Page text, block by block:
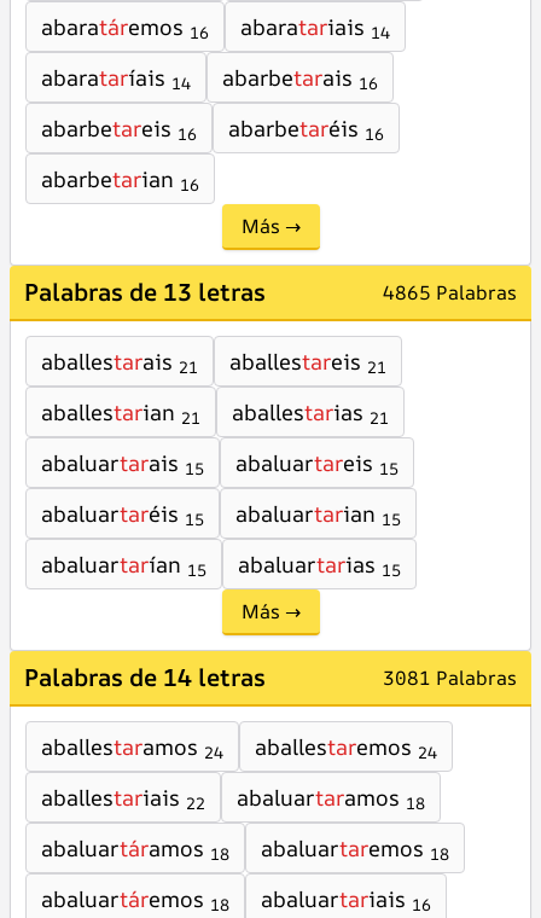
abaratáremos 16 abaratariais 14
abarataríais 14 abarbetarais 16
abarbetareis 16 abarbetaréis 16
abarbetarian 16
Más →
Palabras de 13 letras 4865 Palabras
aballestarais 21 aballestareis 21
aballestarian 21 aballestarias 21
abaluartarais 15 abaluartareis 15
abaluartaréis 15 abaluartarian 15
abaluartarían 15 abaluartarias 15
Más →
Palabras de 14 letras 3081 Palabras
aballestaramos 24 aballestaremos 24
aballestariais 22 abaluartaramos 18
abaluartáramos 18 abaluartaremos 18
abaluartáremos 18 abaluartariais 16